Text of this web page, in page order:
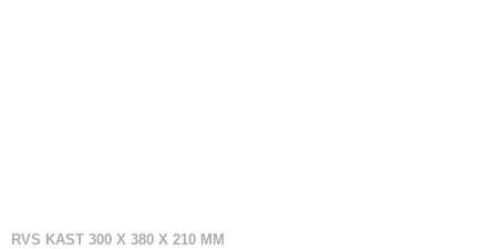
RVS KAST 300 X 380 X 210 MM